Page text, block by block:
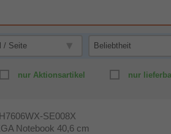
nur
nur Aktionsartikel
SE008X
Notebook 40,6 cm